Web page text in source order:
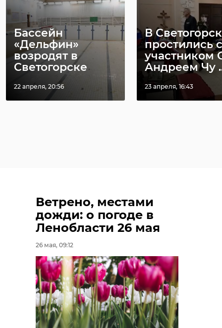
Бассейн
«Дельфин»
возродят в
Светогорске
22 апреля, 20:56
В
простились с
участником
Андреем Чу
23 апреля, 16:43
Ветрено, местами
дожди: о погоде в
Ленобласти 26 мая
26 мая, 09:12